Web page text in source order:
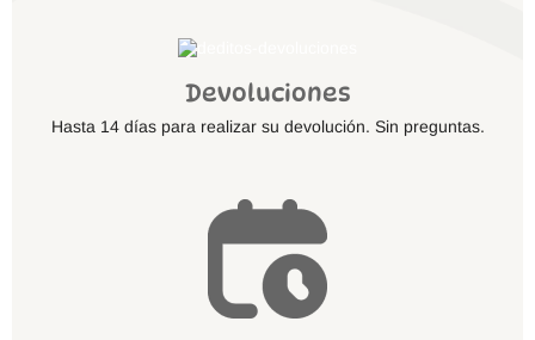
Devoluciones
Hasta 14 días para realizar su devolución. Sin preguntas.